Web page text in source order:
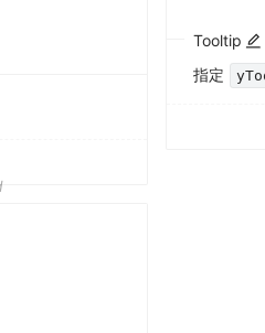
Tooltip
指定